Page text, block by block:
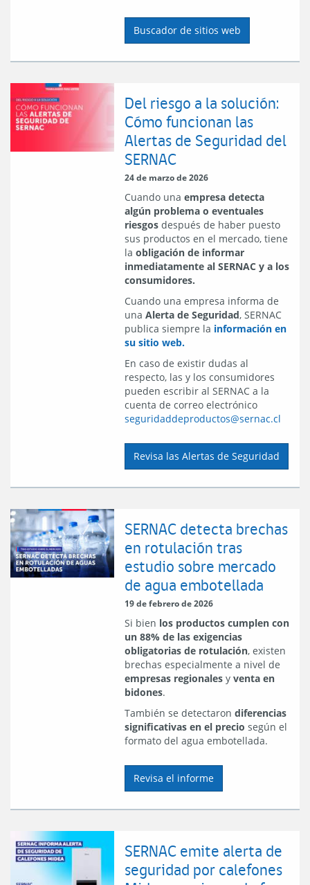
Buscador de sitios web
Del riesgo a la solución:
Cómo funcionan las
Alertas de Seguridad del
SERNAC
24 de marzo de 2026
Cuando una empresa detecta
algún problema o eventuales
riesgos después de haber puesto
sus productos en el mercado, tiene
la obligación de informar
inmediatamente al SERNAC y a los
consumidores.
Cuando una empresa informa de
una Alerta de Seguridad, SERNAC
publica siempre la información en
su sitio web.
En caso de existir dudas al
respecto, las y los consumidores
pueden escribir al SERNAC a la
cuenta de correo electrónico
seguridaddeproductos@sernac.cl
Revisa las Alertas de Seguridad
SERNAC detecta brechas
en rotulación tras
estudio sobre mercado
de agua embotellada
19 de febrero de 2026
Si bien los productos cumplen con
un 88% de las exigencias
obligatorias de rotulación, existen
brechas especialmente a nivel de
empresas regionales y venta en
bidones.
También se detectaron diferencias
significativas en el precio según el
formato del agua embotellada.
Revisa el informe
SERNAC emite alerta de
seguridad por calefones